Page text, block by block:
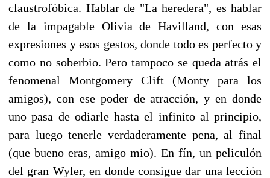
claustrofóbica. Hablar de "La heredera", es hablar
de la impagable Olivia de Havilland, con esas
expresiones y esos gestos, donde todo es perfecto y
como no soberbio. Pero tampoco se queda atrás el
fenomenal Montgomery Clift (Monty para los
amigos), con ese poder de atracción, y en donde
uno pasa de odiarle hasta el infinito al principio,
para luego tenerle verdaderamente pena, al final
(que bueno eras, amigo mio). En fín, un peliculón
del gran Wyler, en donde consigue dar una lección